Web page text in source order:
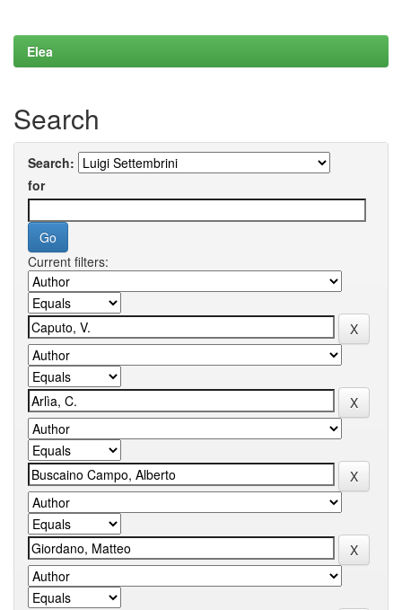
Elea
Search
Search:
for
Current filters: